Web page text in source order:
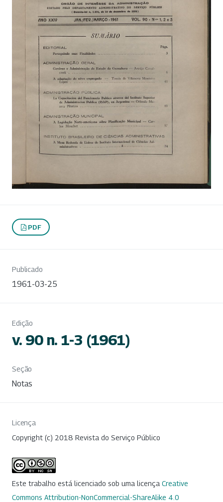
PDF
Publicado
1961-03-25
Edição
v. 90 n. 1-3 (1961)
Seção
Notas
Licença
Copyright (c) 2018 Revista do Serviço Público
Este trabalho está licenciado sob uma licença Creative
Commons Attribution-NonCommercial-ShareAlike 4.0